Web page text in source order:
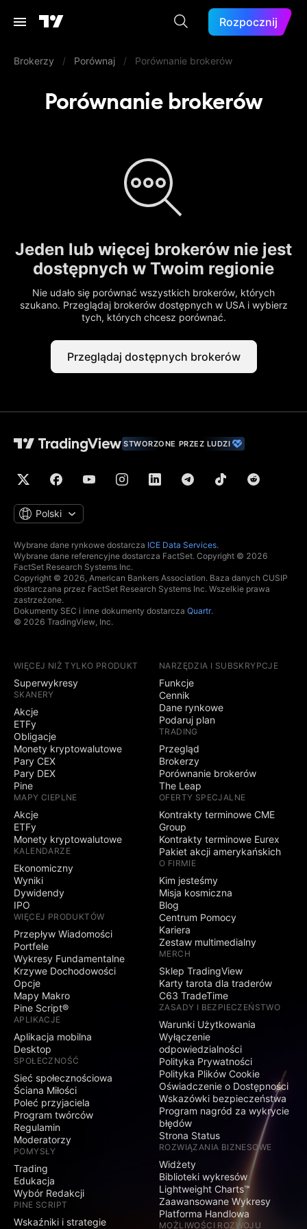
Rozpocznij
Brokerzy / Porównaj / Porównanie brokerów
Porównanie brokerów
Jeden lub więcej brokerów nie jest
dostępnych w Twoim regionie
Nie udało się porównać wszystkich brokerów, których
szukano. Przeglądaj brokerów dostępnych w USA i wybierz
tych, których chcesz porównać.
Przeglądaj dostępnych brokerów
STWORZONE PRZEZ LUDZI
Polski
Wybrane dane rynkowe dostarcza ICE Data Services.
Wybrane dane referencyjne dostarcza FactSet. Copyright © 2026
FactSet Research Systems Inc.
Copyright © 2026, American Bankers Association. Baza danych CUSIP
dostarczana przez FactSet Research Systems Inc. Wszelkie prawa
zastrzeżone.
Dokumenty SEC i inne dokumenty dostarcza Quartr.
© 2026 TradingView, Inc.
WIĘCEJ NIŻ TYLKO PRODUKT
Superwykresy
SKANERY
Akcje
ETFy
Obligacje
Monety kryptowalutowe
Pary CEX
Pary DEX
Pine
MAPY CIEPLNE
Akcje
ETFy
Monety kryptowalutowe
KALENDARZE
Ekonomiczny
Wyniki
Dywidendy
IPO
WIĘCEJ PRODUKTÓW
Przepływ Wiadomości
Portfele
Wykresy Fundamentalne
Krzywe Dochodowości
Opcje
Mapy Makro
Pine Script®
APLIKACJE
Aplikacja mobilna
Desktop
SPOŁECZNOŚĆ
Sieć społecznościowa
Ściana Miłości
Poleć przyjaciela
Program twórców
Regulamin
Moderatorzy
POMYSŁY
Trading
Edukacja
Wybór Redakcji
PINE SCRIPT
Wskaźniki i strategie
NARZĘDZIA I SUBSKRYPCJE
Funkcje
Cennik
Dane rynkowe
Podaruj plan
TRADING
Przegląd
Brokerzy
Porównanie brokerów
The Leap
OFERTY SPECJALNE
Kontrakty terminowe CME
Group
Kontrakty terminowe Eurex
Pakiet akcji amerykańskich
O FIRMIE
Kim jesteśmy
Misja kosmiczna
Blog
Centrum Pomocy
Kariera
Zestaw multimedialny
MERCH
Sklep TradingView
Karty tarota dla traderów
C63 TradeTime
ZASADY I BEZPIECZEŃSTWO
Warunki Użytkowania
Wyłączenie
odpowiedzialności
Polityka Prywatności
Polityka Plików Cookie
Oświadczenie o Dostępności
Wskazówki bezpieczeństwa
Program nagród za wykrycie
błędów
Strona Status
ROZWIĄZANIA BIZNESOWE
Widżety
Biblioteki wykresów
Lightweight Charts™
Zaawansowane Wykresy
Platforma Handlowa
MOŻLIWOŚCI ROZWOJU